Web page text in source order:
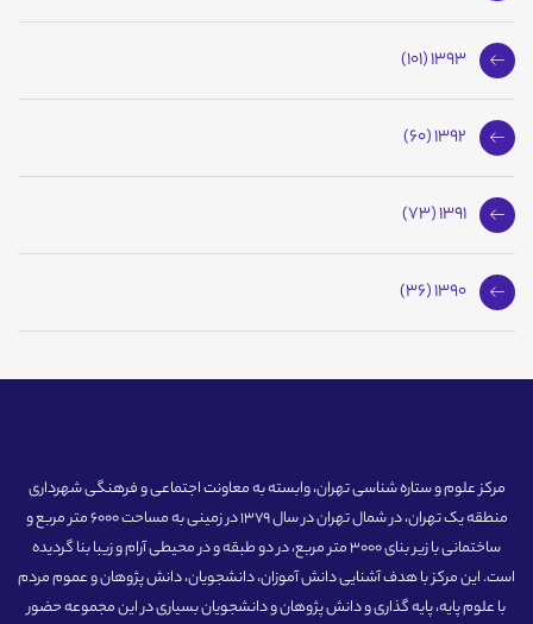
1393 (101)
1392 (60)
1391 (73)
1390 (36)
مرکز علوم و ستاره شناسی تهران، وابسته به معاونت اجتماعی و فرهنگی شهرداری
منطقه یک تهران، در شمال تهران در سال 1379 در زمینی به مساحت 6000 متر مربع و
ساختمانی با زیر بنای 3000 متر مربع، در دو طبقه و در محیطی آرام و زیبا بنا گردیده
است. این مرکز با هدف آشنایی دانش آموزان، دانشجویان، دانش پژوهان و عموم مردم
با علوم پایه، پایه گذاری و دانش پژوهان و دانشجویان بسیاری در این مجموعه حضور